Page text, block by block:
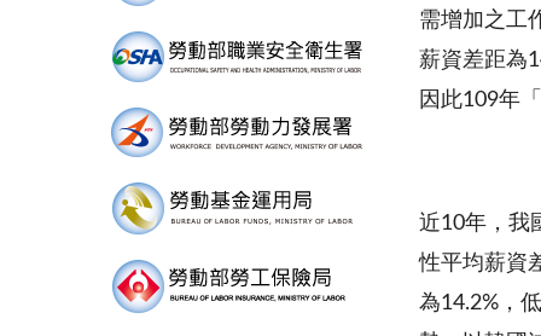
需增加之工
薪資差距為
因此109年
近10年，我
性平均薪資
為14.2%，